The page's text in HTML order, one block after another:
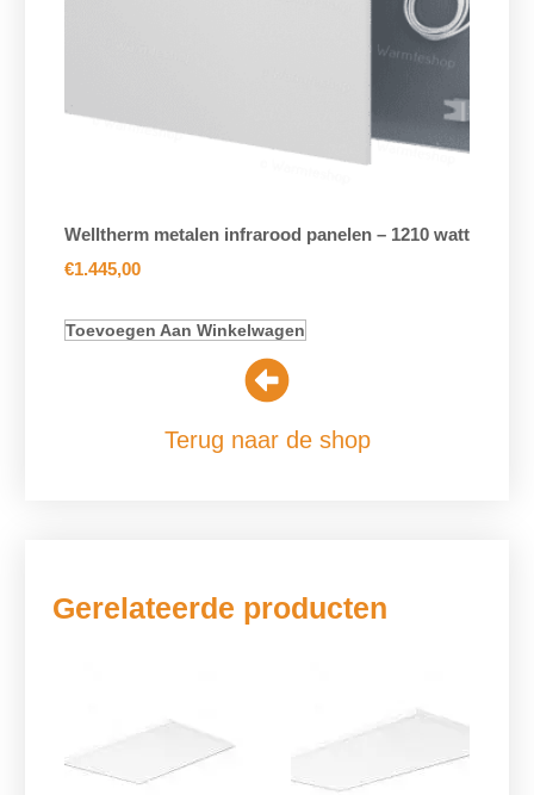
Welltherm metalen infrarood panelen – 1210 watt
€1.445,00
Toevoegen Aan Winkelwagen
Terug naar de shop
Gerelateerde producten